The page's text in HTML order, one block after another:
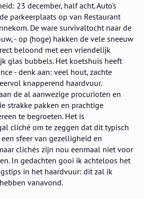
23 december, half acht. Auto's
parkeerplaats op van Restaurant
De ware survivaltocht naar de
- op (hoge) hakken de vele sneeuw
beloond met een vriendelijk
glas bubbels. Het koetshuis heeft
- denk aan: veel hout, zachte
knapperend haardvuur.
de al aanwezige procurioten en
strakke pakken en prachtige
te begroeten. Het is
cliché om te zeggen dat dit typisch
sfeer van gezelligheid en
clichés zijn nou eenmaal niet voor
In gedachten gooi ik achteloos het
in het haardvuur: dit zal ik
vanavond.